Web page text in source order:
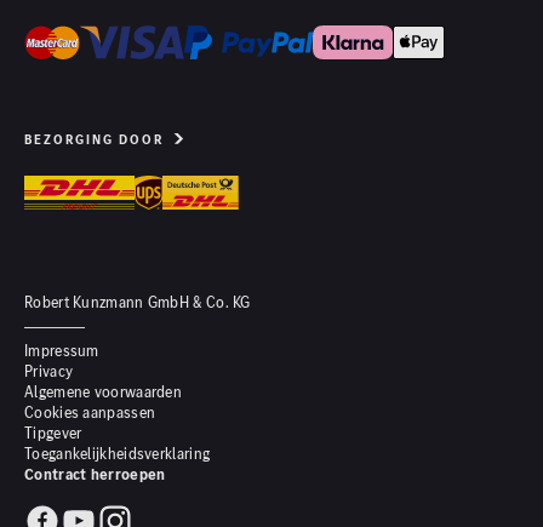
BEZORGING DOOR
Robert Kunzmann GmbH & Co. KG
Impressum
Privacy
Algemene voorwaarden
Cookies aanpassen
Tipgever
Toegankelijkheidsverklaring
Contract herroepen